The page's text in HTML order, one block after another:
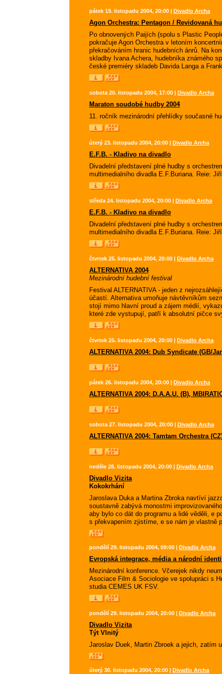
pátek 19. listopadu 2004, 20:00 | Divadlo Archa
Agon Orchestra: Pentagon / Revidovaná
Po obnovených Paijích (spolu s Plastic
pokračuje Agon Orchestra v letoním
překračováním hranic hudebních ánrů. Na
skladby Ivana Achera, hudebníka známého
české premiéry skladeb Davida Langa a
sobota 20. listopadu 2004, 17:00 | Divadlo Archa
Maraton soudobé hudby 2004
11. ročník mezinárodní přehlídky současné
úterý 23. listopadu 2004, 20:00 | Divadlo Archa
E.F.B. - Kladivo na divadlo
Divadelní představení plné hudby s
multimedialního divadla E.F.Buriana. Reie:
středa 24. listopadu 2004, 20:00 | Divadlo Archa
E.F.B. - Kladivo na divadlo
Divadelní představení plné hudby s
multimedialního divadla E.F.Buriana. Reie:
čtvrtek 25. listopadu 2004, 20:00 | Divadlo Archa
ALTERNATIVA 2004
Mezinárodní hudební festival
Festival ALTERNATIVA - jeden z
účastí. Alternativa umoňuje návtěvníkům
stojí mimo hlavní proud a zájem médií,
které zde vystupují, patří k absolutní pičce
čtvrtek 25. listopadu 2004, 20:00 | Divadlo Archa
ALTERNATIVA 2004: Dub Syndicate (GB/
pátek 26. listopadu 2004, 20:00 | Divadlo Archa
ALTERNATIVA 2004: D.A.A.U. (B),
sobota 27. listopadu 2004, 20:00 | Divadlo Archa
ALTERNATIVA 2004: Tamtam Orchestra
neděle 28. listopadu 2004, 20:00 | Divadlo Archa
Divadlo Vizita
Kokokrhání
Jaroslava Duka a Martina Zbroka navtíví
soustavně zabývá monostmi
aby bylo co dát do programu a lidé věděli, e
s překvapením zjistíme, e se nám je vlastně
pondělí 29. listopadu 2004, 09:00 | Divadlo Archa
Evropská integrace, média a národní
Mezinárodní konference. Včerejek nikdy
Asociace Film & Sociologie ve spolupráci s
studia CEMES UK FSV.
pondělí 29. listopadu 2004, 20:00 | Divadlo Archa
Divadlo Vizita
Týt Vlnitý
Jaroslav Duek, Martin Zbroek a jejich, zatím
úterý 30. listopadu 2004, 20:00 | Divadlo Archa